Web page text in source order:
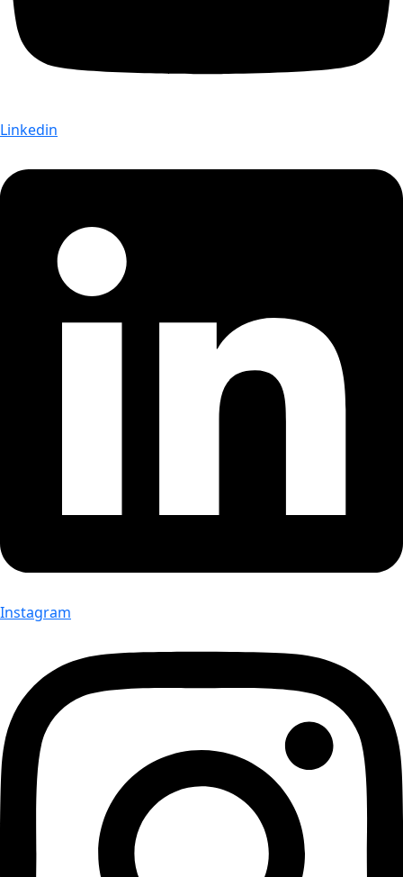
Linkedin
Instagram